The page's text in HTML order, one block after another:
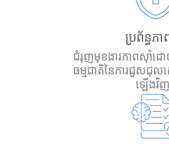
ប្រព័ន្ធភ
ជំរុញមុខងារភាពស៊ាំដោ
ធម្មជាតិនៃការជួសជុល
ឡើងវិ